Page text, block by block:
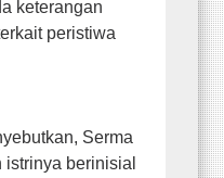
keterangan
peristiwa
Serma
berinisial